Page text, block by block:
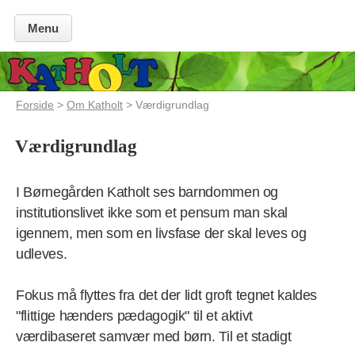
Menu
Forside >Om Katholt > Værdigrundlag
Værdigrundlag
I Børnegården Katholt ses barndommen og
institutionslivet ikke som et pensum man skal
igennem, men som en livsfase der skal leves og
udleves.
Fokus må flyttes fra det der lidt groft tegnet kaldes
"flittige hænders pædagogik" til et aktivt
værdibaseret samvær med børn. Til et stadigt